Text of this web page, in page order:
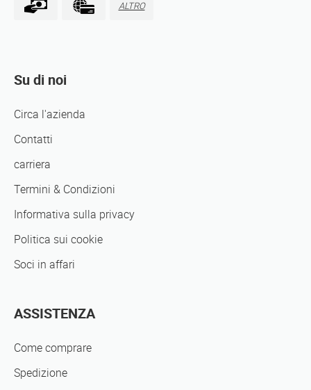
ALTRO
Su di noi
Circa l'azienda
Contatti
carriera
Termini & Condizioni
Informativa sulla privacy
Politica sui cookie
Soci in affari
ASSISTENZA
Come comprare
Spedizione